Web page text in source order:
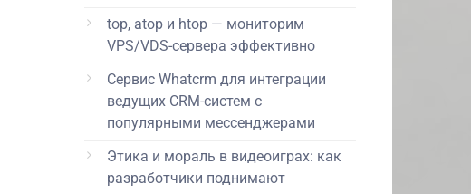
top, atop и htop — мониторим
VPS/VDS-сервера эффективно
Сервис Whatcrm для интеграции
ведущих CRM-систем с
популярными мессенджерами
Этика и мораль в видеоиграх: как
разработчики поднимают